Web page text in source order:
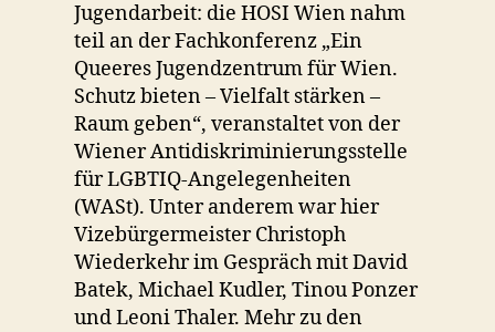
Jugendarbeit: die HOSI Wien nahm
teil an der Fachkonferenz „Ein
Queeres Jugendzentrum für Wien.
Schutz bieten – Vielfalt stärken –
Raum geben“, veranstaltet von der
Wiener Antidiskriminierungsstelle
für LGBTIQ-Angelegenheiten
(WASt). Unter anderem war hier
Vizebürgermeister Christoph
Wiederkehr im Gespräch mit David
Batek, Michael Kudler, Tinou Ponzer
und Leoni Thaler. Mehr zu den